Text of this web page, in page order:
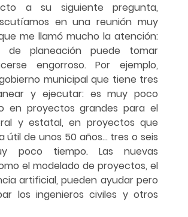
a su siguiente pregunta,
en una reunión muy
me llamó mucho la atención:
de planeación puede tomar
engorroso. Por ejemplo,
municipal que tiene tres
y ejecutar: es muy poco
en proyectos grandes para el
y estatal, en proyectos que
útil de unos 50 años… tres o seis
poco tiempo. Las nuevas
el modelado de proyectos, el
artificial, pueden ayudar pero
los ingenieros civiles y otros